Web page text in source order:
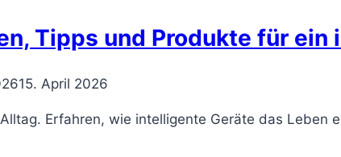
Tipps und Produkte für
15. April 2026
Erfahren, wie intelligente Geräte das Leben